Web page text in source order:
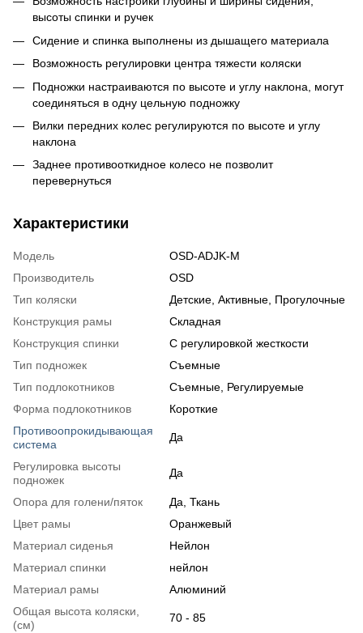
высоты спинки и ручек
Сидение и спинка выполнены из дышащего материала
Возможность регулировки центра тяжести коляски
Подножки настраиваются по высоте и углу наклона, могут
соединяться в одну цельную подножку
Вилки передних колес регулируются по высоте и углу
наклона
Заднее противооткидное колесо не позволит
перевернуться
Характеристики
Модель
OSD-ADJK-M
Производитель
OSD
Тип коляски
Детские, Активные, Прогулочные
Конструкция рамы
Складная
Конструкция спинки
С регулировкой жесткости
Тип подножек
Съемные
Тип подлокотников
Съемные, Регулируемые
Форма подлокотников
Короткие
Противоопрокидывающая
система
Да
Регулировка высоты
подножек
Да
Опора для голени/пяток
Да, Ткань
Цвет рамы
Оранжевый
Материал сиденья
Нейлон
Материал спинки
нейлон
Материал рамы
Алюминий
Общая высота коляски,
(см)
70 - 85